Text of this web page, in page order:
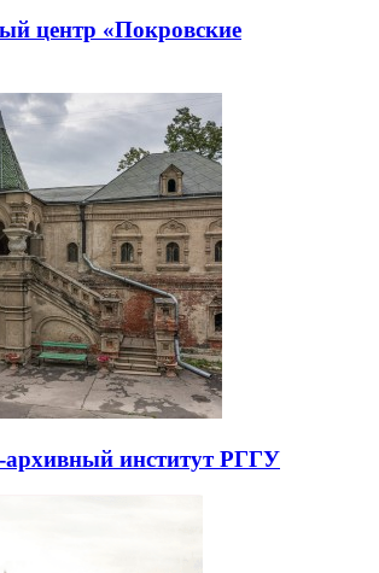
центр «Покровские
архивный институт РГГУ